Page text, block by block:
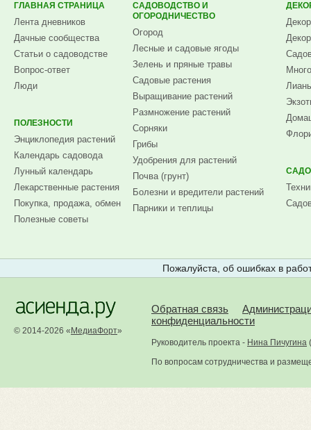
ГЛАВНАЯ СТРАНИЦА
Лента дневников
Дачные сообщества
Статьи о садоводстве
Вопрос-ответ
Люди
ПОЛЕЗНОСТИ
Энциклопедия растений
Календарь садовода
Лунный календарь
Лекарственные растения
Покупка, продажа, обмен
Полезные советы
САДОВОДСТВО И
ОГОРОДНИЧЕСТВО
Огород
Лесные и садовые ягоды
Зелень и пряные травы
Садовые растения
Выращивание растений
Размножение растений
Сорняки
Грибы
Удобрения для растений
Почва (грунт)
Болезни и вредители растений
Парники и теплицы
Пожалуйста, об ошибках в
© 2014-2026 « МедиаФорт»
Обратная связь
конфиденциальности
Руководитель проекта - Нина Пичугина (
По вопросам сотрудничества и